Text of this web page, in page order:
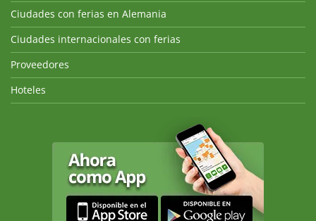
Ciudades con ferias en Alemania
Ciudades internacionales con ferias
Proveedores
Hoteles